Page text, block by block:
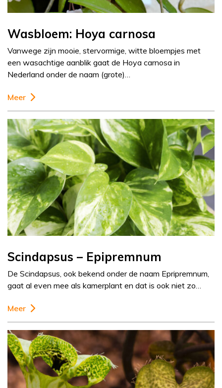
Wasbloem: Hoya carnosa
Vanwege zijn mooie, stervormige, witte bloempjes met
een wasachtige aanblik gaat de Hoya carnosa in
Nederland onder de naam (grote)…
Meer
Scindapsus – Epipremnum
De Scindapsus, ook bekend onder de naam Epripremnum,
gaat al even mee als kamerplant en dat is ook niet zo…
Meer